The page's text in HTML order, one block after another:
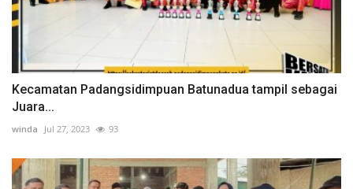
Kecamatan Padangsidimpuan Batunadua tampil sebagai
Juara...
winda Jul 27, 2023 93